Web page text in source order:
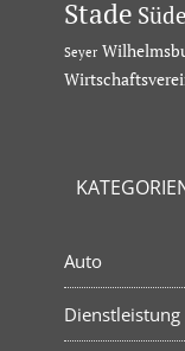
Stade
Seyer
Auto
Dienstleistung